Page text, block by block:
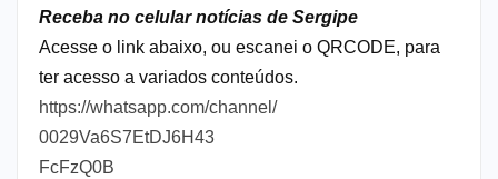
Receba no celular notícias de Sergipe
Acesse o link abaixo, ou escanei o QRCODE, para
ter acesso a variados conteúdos.
https://whatsapp.com/channel/
0029Va6S7EtDJ6H43
FcFzQ0B